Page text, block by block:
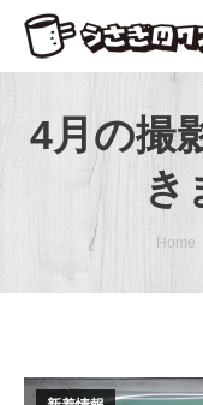
4月の撮
き
You are here: Home